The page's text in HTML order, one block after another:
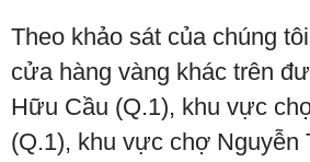
Theo khảo sát của chúng
cửa hàng vàng khác trên
Hữu Cầu (Q.1), khu vực
(Q.1), khu vực chợ Nguyễn